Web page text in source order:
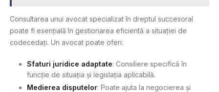
Consultarea unui avocat specializat în dreptul succesoral
poate fi esențială în gestionarea eficientă a situației de
codecedați. Un avocat poate oferi:
Sfaturi juridice adaptate: Consiliere specifică în
funcție de situația și legislația aplicabilă.
Medierea disputelor: Poate ajuta la negocierea și